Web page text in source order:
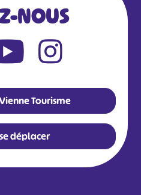
NOUS
Tourisme
déplacer